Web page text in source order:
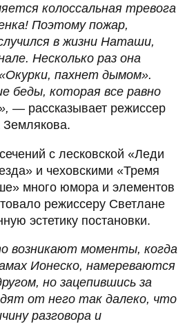
колоссальная тревога
Поэтому пожар,
в жизни Наташи,
Несколько раз она
пахнет дымом».
беды, которая все равно
— рассказывает режиссер
Землякова.
с лесковской «Леди
и чеховскими «Тремя
много юмора и элементов
режиссеру Светлане
эстетику постановки.
возникают моменты, когда
Ионеско, намереваются
но зацепившись за
от него так далеко, что
разговора и